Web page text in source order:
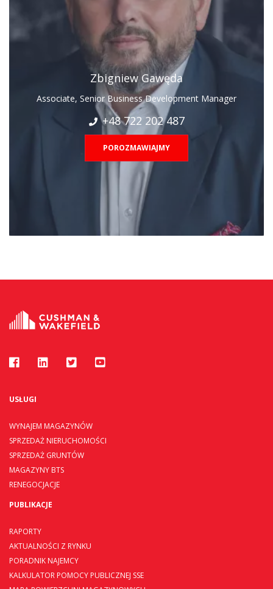
Zbigniew Gawęda
Associate, Senior Business Development Manager
+48 722 202 487
POROZMAWIAJMY
USŁUGI
WYNAJEM MAGAZYNÓW
SPRZEDAŻ NIERUCHOMOŚCI
SPRZEDAŻ GRUNTÓW
MAGAZYNY BTS
RENEGOCJACJE
PUBLIKACJE
RAPORTY
AKTUALNOŚCI Z RYNKU
PORADNIK NAJEMCY
KALKULATOR POMOCY PUBLICZNEJ SSE